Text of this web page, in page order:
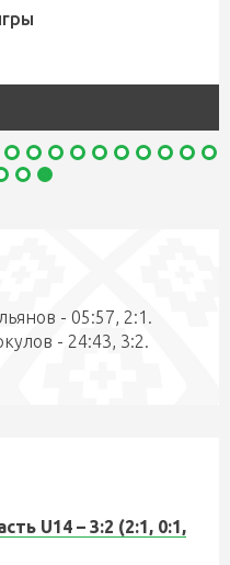
- 05:57, 2:1.
- 24:43, 3:2.
U14 – 3:2 (2:1, 0:1,